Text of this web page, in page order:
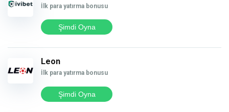
İlk para yatırma bonusu
Şimdi Oyna
Leon
İlk para yatırma bonusu
Şimdi Oyna